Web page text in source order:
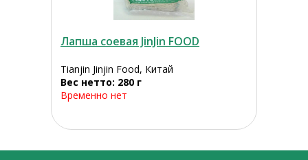
Лапша соевая JinJin FOOD
Tianjin Jinjin Food, Китай
Вес нетто: 280 г
Временно нет